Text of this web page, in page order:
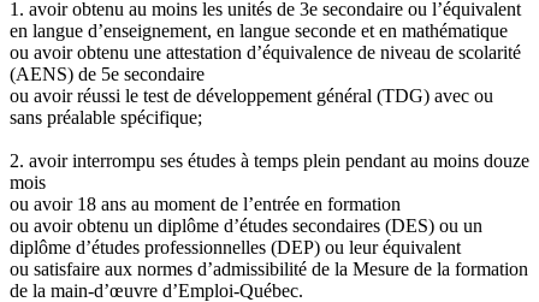
1. avoir obtenu au moins les unités de 3e secondaire ou l’équivalent
en langue d’enseignement, en langue seconde et en mathématique
ou avoir obtenu une attestation d’équivalence de niveau de scolarité
(AENS) de 5e secondaire
ou avoir réussi le test de développement général (TDG) avec ou
sans préalable spécifique;
2. avoir interrompu ses études à temps plein pendant au moins douze
mois
ou avoir 18 ans au moment de l’entrée en formation
ou avoir obtenu un diplôme d’études secondaires (DES) ou un
diplôme d’études professionnelles (DEP) ou leur équivalent
ou satisfaire aux normes d’admissibilité de la Mesure de la formation
de la main-d’œuvre d’Emploi-Québec.